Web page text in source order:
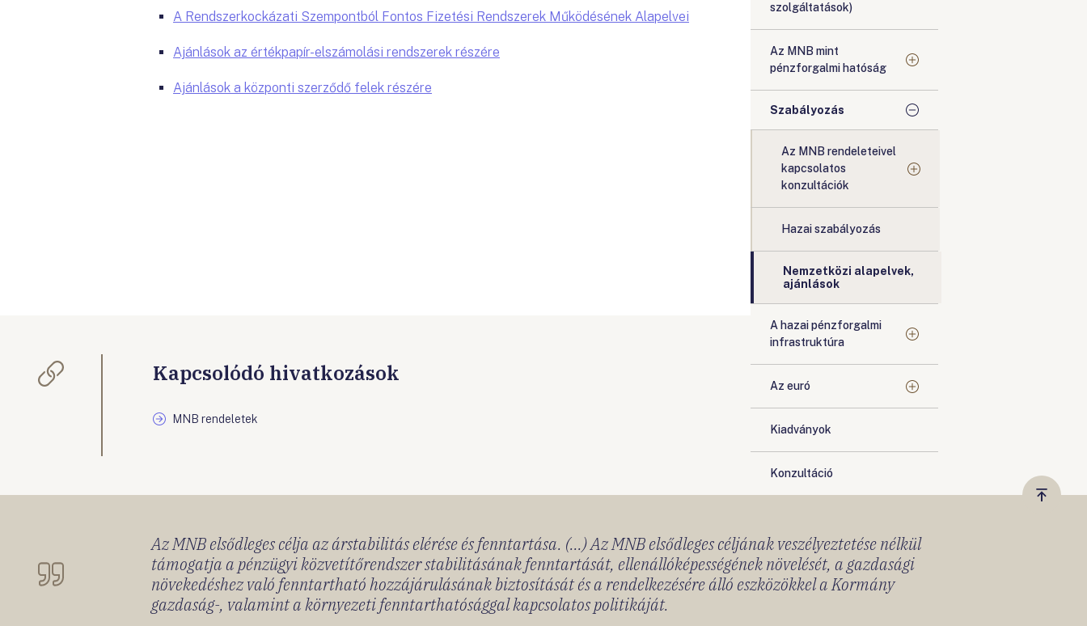
A Rendszerkockázati Szempontból Fontos Fizetési Rendszerek Működésének Alapelvei
Ajánlások az értékpapír-elszámolási rendszerek részére
Ajánlások a központi szerződő felek részére
Kapcsolódó hivatkozások
MNB rendeletek
szolgáltatások)
Az MNB mint
pénzforgalmi hatóság
Szabályozás
Az MNB rendeleteivel
kapcsolatos
konzultációk
Hazai szabályozás
Nemzetközi alapelvek,
ajánlások
A hazai pénzforgalmi
infrastruktúra
Az euró
Kiadványok
Konzultáció
Vissza
Az MNB elsődleges célja az árstabilitás elérése és fenntartása. (...) Az MNB elsődleges céljának veszélyeztetése nélkül
támogatja a pénzügyi közvetítőrendszer stabilitásának fenntartását, ellenállóképességének növelését, a gazdasági
növekedéshez való fenntartható hozzájárulásának biztosítását és a rendelkezésére álló eszközökkel a Kormány
gazdaság-, valamint a környezeti fenntarthatósággal kapcsolatos politikáját.